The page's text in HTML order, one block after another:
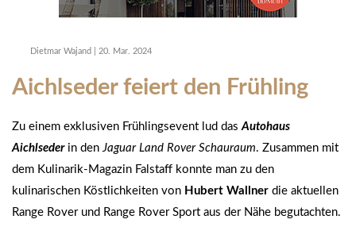
Dietmar Wajand 20. Mar. 2024
Aichlseder feiert den Frühling
Zu einem exklusiven Frühlingsevent lud dasAutohaus
Aichlsederin denJaguar Land Rover Schauraum. Zusammen mit
dem Kulinarik-Magazin Falstaff konnte man zu den
kulinarischen Köstlichkeiten von Hubert Wallner die aktuellen
Range Rover und Range Rover Sport aus der Nähe begutachten.